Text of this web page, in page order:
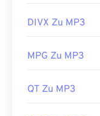
DIVX Zu MP3
MPG Zu MP3
QT Zu MP3